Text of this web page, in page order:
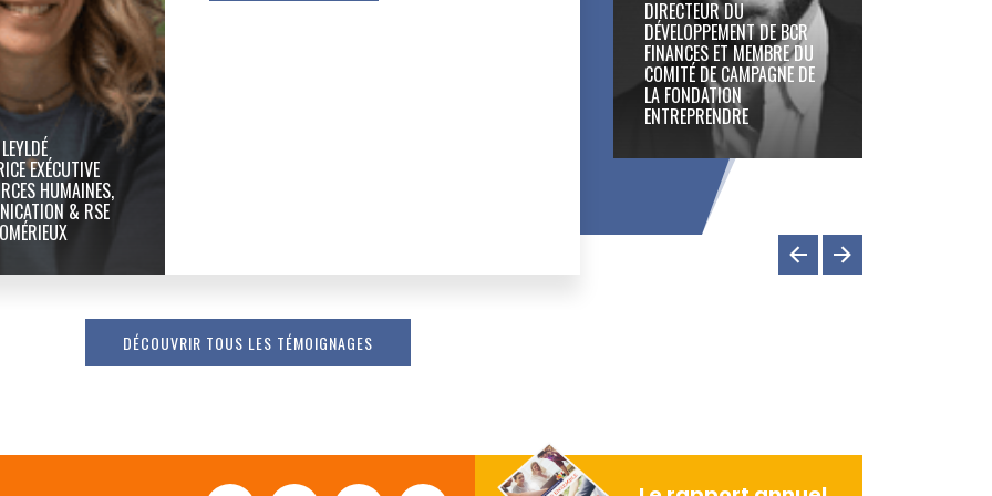
EXÉCUTIVE
HUMAINES,
& RSE
DIRECTEUR DU
DÉVELOPPEMENT DE BCR
FINANCES ET MEMBRE DU
COMITÉ DE CAMPAGNE DE
LA FONDATION
ENTREPRENDRE
DÉCOUVRIR TOUS LES TÉMOIGNAGES